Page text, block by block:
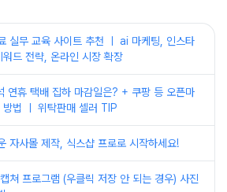
실무 교육 사이트 추천 ㅣ ai 마케팅, 인스타
워드 전략, 온라인 시장 확장
연휴 택배 집하 마감일은? + 쿠팡 등 오픈마
방법 ㅣ 위탁판매 셀러 TIP
자사몰 제작, 식스샵 프로로 시작하세요!
쳐 프로그램 (우클릭 저장 안 되는 경우) 사진